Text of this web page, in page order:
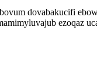
dovabakucifi
ezoqaz